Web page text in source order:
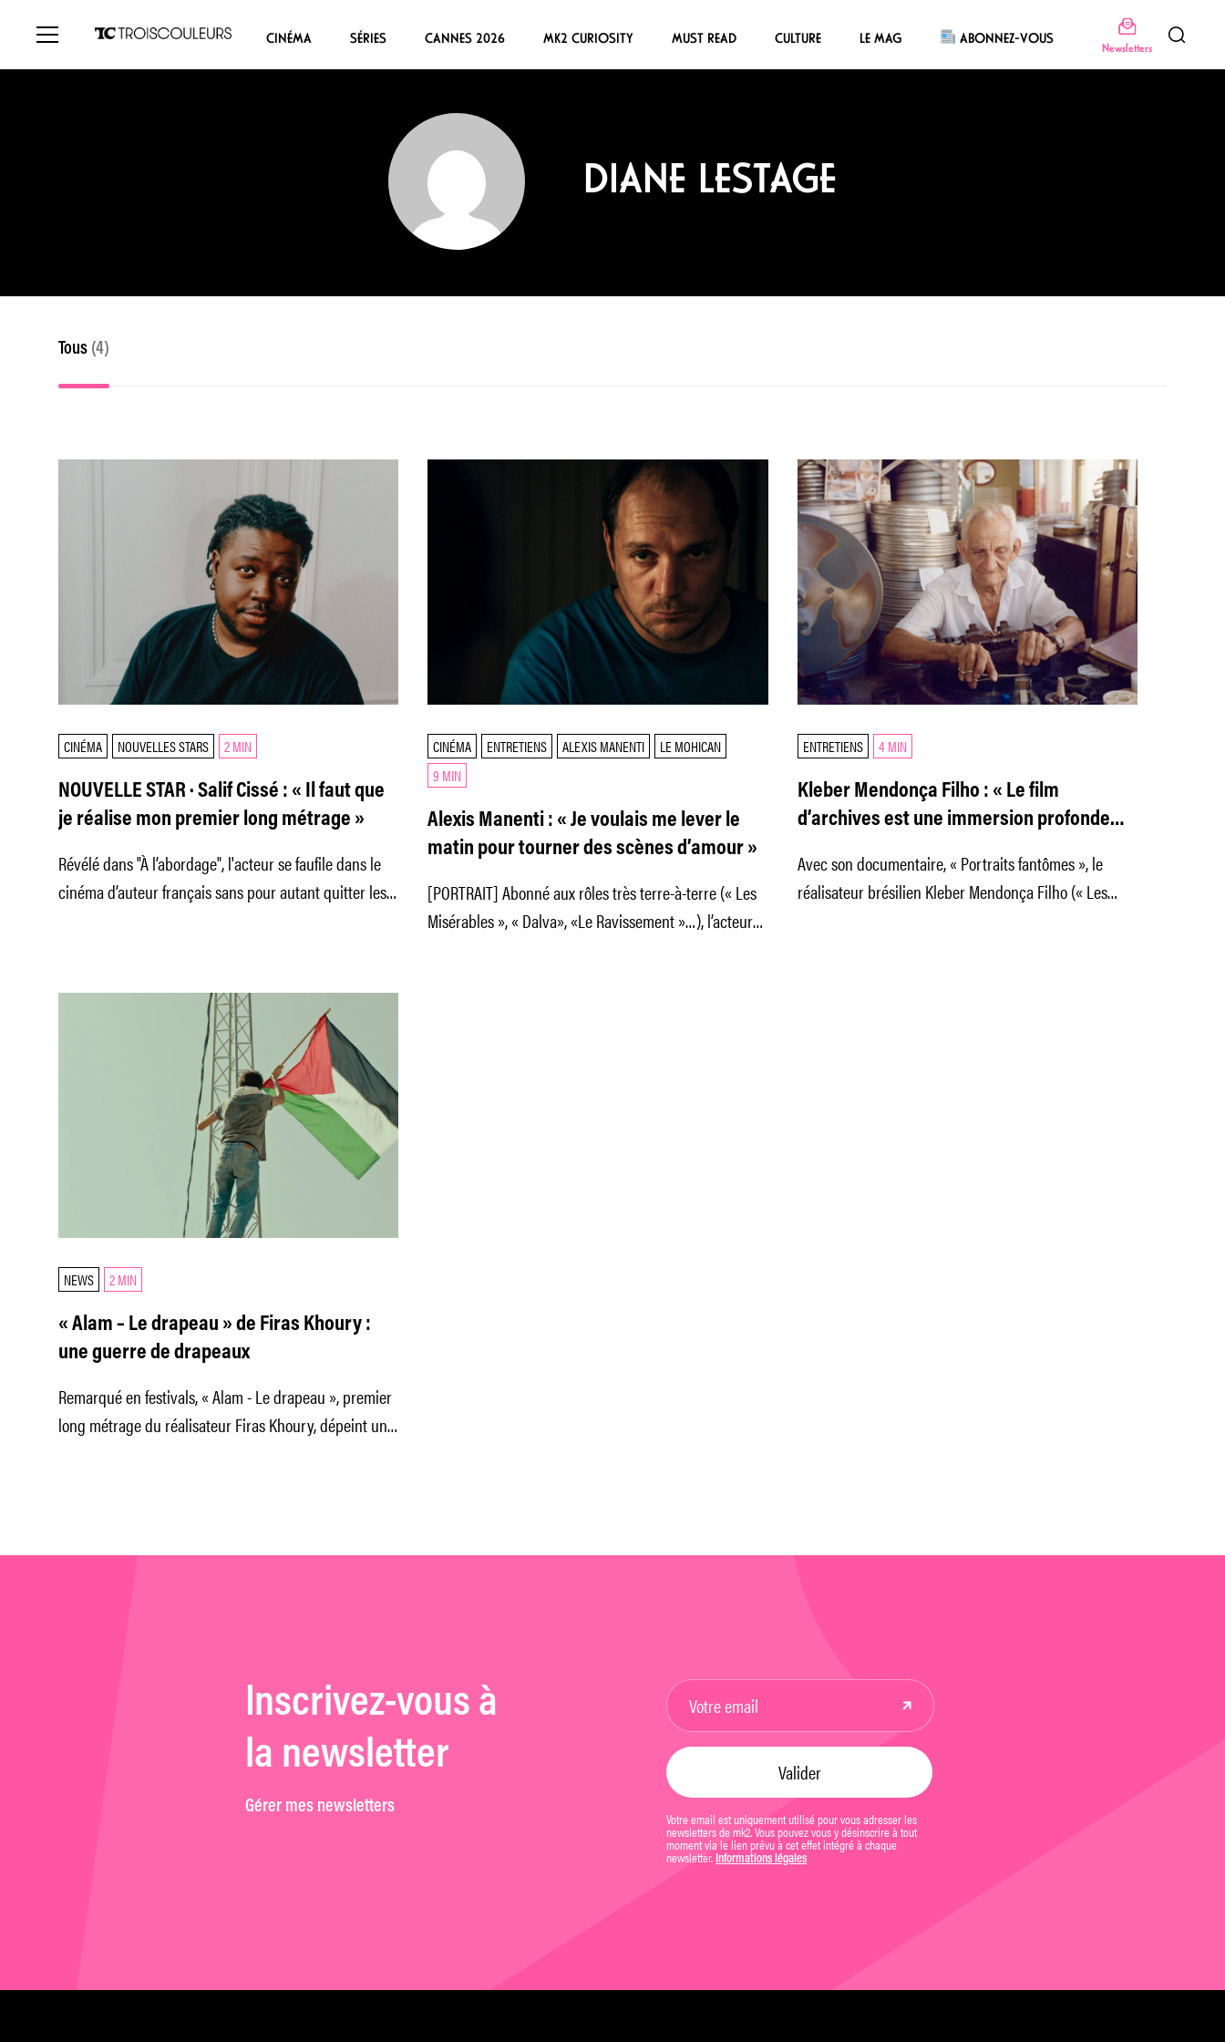
CINÉMA SÉRIES CANNES 2026 MK2 CURIOSITY MUST READ CULTURE LE MAG ABONNEZ-VOUS
Newsletters
DIANE LESTAGE
Tous (4)
CINÉMA NOUVELLES STARS 2 MIN
NOUVELLE STAR · Salif Cissé : « Il faut que
je réalise mon premier long métrage »
Révélé dans "À l’abordage", l'acteur se faufile dans le
cinéma d’auteur français sans pour autant quitter les
CINÉMA ENTRETIENS ALEXIS MANENTI
LE MOHICAN
9 MIN
Alexis Manenti : « Je voulais me lever le
matin pour tourner des scènes d’amour »
[PORTRAIT] Abonné aux rôles très terre-à-terre (« Les
Misérables », « Dalva», «Le Ravissement »…), l’acteur
ENTRETIENS 4 MIN
Kleber Mendonça Filho : « Le film
d’archives est une immersion profonde
Avec son documentaire, « Portraits fantômes », le
réalisateur brésilien Kleber Mendonça Filho (« Les
NEWS 2 MIN
« Alam – Le drapeau » de Firas Khoury :
une guerre de drapeaux
Remarqué en festivals, « Alam - Le drapeau », premier
long métrage du réalisateur Firas Khoury, dépeint une
Inscrivez-vous à
la newsletter
Gérer mes newsletters
Votre email est uniquement utilisé pour vous adresser les
newsletters de mk2. Vous pouvez vous y désinscrire à tout
moment via le lien prévu à cet effet intégré à chaque
newsletter. Informations légales